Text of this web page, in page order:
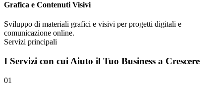
Grafica e Contenuti Visivi
Sviluppo di materiali grafici e visivi per progetti digitali e
comunicazione online.
Servizi principali
I Servizi con cui Aiuto il Tuo Business a Crescere
01